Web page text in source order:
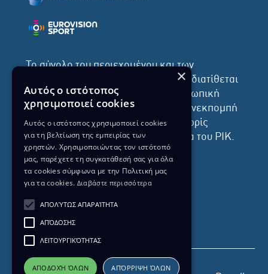
Το σύνολο του περιεχομένου και των
υπηρεσιών της ιστοσελίδας του ΡΙΚ διατίθεται
στους επισκέπτες αυστηρά για προσωπική
χρήση. Απαγορεύεται η χρήση ή επανεκπομπή
του, σε οποιοδήποτε μορφή, με ή χωρίς
επεξεργασία και χωρίς γραπτή άδεια του ΡΙΚ.
ΔΙΚΑΙΩΜΑ ΠΡΟΣΤΑΣΙΑΣ ΔΕΔΟΜΕΝΩΝ
ΠΟΛΙΤΙΚΗ ΑΠΟΡΡΗΤΟΥ
ΔΙΑΘΕΣΗ ΑΡΧΕΙΑΚΟΥ ΥΛΙΚΟΥ
ΠΟΛΙΤΙΚΗ ΑΠΟΡΡΗΤΟΥ EUROVISION
×
Αυτός ο ιστότοπος
χρησιμοποιεί cookies
Αυτός ο ιστότοπος χρησιμοποιεί cookies
για τη βελτίωση της εμπειρίας των
χρηστών. Χρησιμοποιώντας τον ιστότοπό
μας, παρέχετε τη συγκατάθεσή σας για όλα
τα cookies σύμφωνα με την Πολιτική μας
για τα cookies. Διαβάστε περισσότερα
ΑΠΟΛΎΤΩΣ ΑΠΑΡΑΊΤΗΤΑ
ΑΠΌΔΟΣΗΣ
ΛΕΙΤΟΥΡΓΙΚΌΤΗΤΑΣ
ΑΠΟΔΟΧΉ ΌΛΩΝ ΑΠΌΡΡΙΨΗ ΌΛΩΝ